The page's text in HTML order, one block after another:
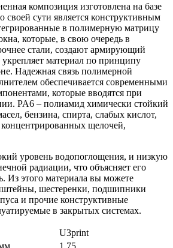
композиция изготовлена на базе
своей сути является конструктивным
в полимерную матрицу
которые, в свою очередь в
стали, создают армирующий
укрепляет материал по принципу
Надежная связь полимерной
обеспечивается современными
которые вводятся при
PA6 – полиамид химически стойкий
бензина, спирта, слабых кислот,
щелочей,
уровень водопоглощения, и низкую
радиации, что объясняет его
Из этого материала вы можете
шестеренки, подшипники
и прочие конструктивные
в закрытых системах.
U3print
1.75